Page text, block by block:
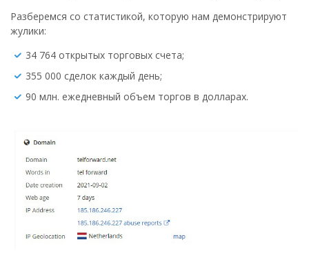
Разберемся со статистикой, которую нам демонстрируют
жулики:
34 764 открытых торговых счета;
355 000 сделок каждый день;
90 млн. ежедневный объем торгов в долларах.